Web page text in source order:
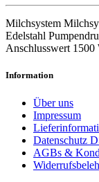
Milchsystem
Edelstahl
Anschlusswert
Information
Über uns
Impressum
Datenschutz
AGBs &